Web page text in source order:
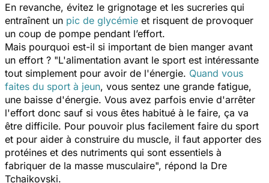
En revanche, évitez le grignotage et les sucreries qui
entraînent un pic de glycémie et risquent de provoquer
un coup de pompe pendant l’effort.
Mais pourquoi est-il si important de bien manger avant
un effort ? "L'alimentation avant le sport est intéressante
tout simplement pour avoir de l'énergie. Quand vous
faites du sport à jeun, vous sentez une grande fatigue,
une baisse d'énergie. Vous avez parfois envie d'arrêter
l'effort donc sauf si vous êtes habitué à le faire, ça va
être difficile. Pour pouvoir plus facilement faire du sport
et pour aider à construire du muscle, il faut apporter des
protéines et des nutriments qui sont essentiels à
fabriquer de la masse musculaire", répond la Dre
Tchaikovski.